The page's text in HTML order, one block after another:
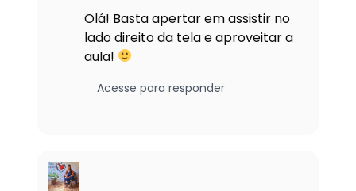
Olá! Basta apertar em assistir no
lado direito da tela e aproveitar a
aula!
Acesse para responder